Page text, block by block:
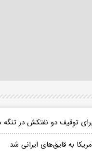
توقیف دو نفتکش در تنگه
به قایق‌های ایرانی شد